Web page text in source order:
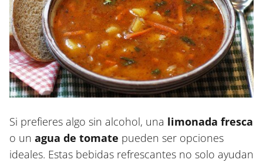
Si prefieres algo sin alcohol, una limonada fresca
o un agua de tomate pueden ser opciones
ideales. Estas bebidas refrescantes no solo ayudan